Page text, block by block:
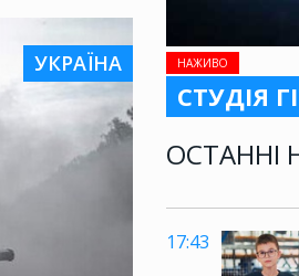
НАЖИВО
СТУДІЯ
ОСТАННІ
17:43
УКРАЇНА